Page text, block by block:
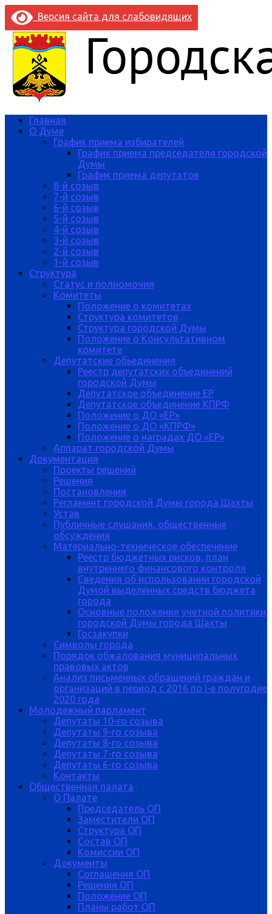
Версия сайта для слабовидящих
Главная
О Думе
График приема избирателей
График приема председателя городской
Думы
График приема депутатов
8-й созыв
7-й созыв
6-й созыв
5-й созыв
4-й созыв
3-й созыв
2-й созыв
1-й созыв
Структура
Статус и полномочия
Комитеты
Положение о комитетах
Структура комитетов
Структура городской Думы
Положение о Консультативном
комитете
Депутатские обьединения
Реестр депутатских объединений
городской Думы
Депутатское объединение ЕР
Депутатское объединение КПРФ
Положение о ДО «ЕР»
Положение о ДО «КПРФ»
Положение о наградах ДО «ЕР»
Аппарат городской Думы
Документация
Проекты решений
Решения
Постановления
Регламент городской Думы города Шахты
Устав
Публичные слушания, общественные
обсуждения
Материально-техническое обеспечение
Реестр бюджетных рисков, план
внутреннего финансового контроля
Сведения об использовании городской
Думой выделенных средств бюджета
города
Основные положения учетной политики
городской Думы города Шахты
Госзакупки
Символы города
Порядок обжалования муниципальных
правовых актов
Анализ письменных обращений граждан и
организаций в период с 2016 по I-е полугодие
2020 года
Молодежный парламент
Депутаты 10-го созыва
Депутаты 9-го созыва
Депутаты 8-го созыва
Депутаты 7-го созыва
Депутаты 6-го созыва
Контакты
Общественная палата
О Палате
Председатель ОП
Заместители ОП
Структура ОП
Состав ОП
Комиссии ОП
Документы
Соглашения ОП
Решения ОП
Положение ОП
Планы работ ОП